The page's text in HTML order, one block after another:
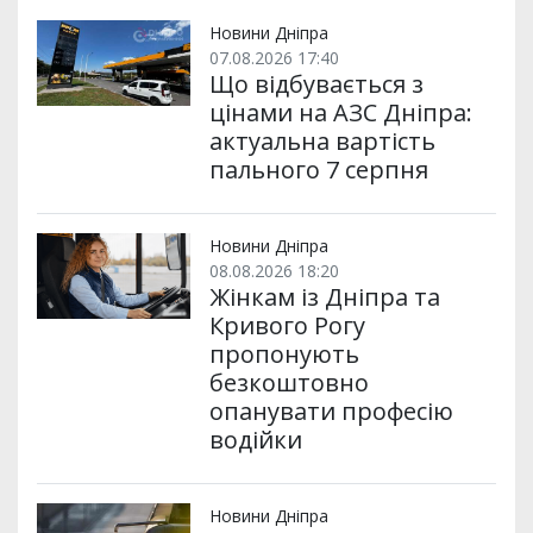
и k m p
Новини Дніпра
07.08.2026 17:40
Що відбувається з
цінами на АЗС Дніпра:
актуальна вартість
пального 7 серпня
Новини Дніпра
08.08.2026 18:20
Жінкам із Дніпра та
Кривого Рогу
пропонують
безкоштовно
опанувати професію
водійки
Новини Дніпра